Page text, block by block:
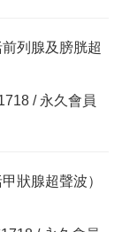
列腺及膀胱超
/ 永久會員
狀腺超聲波）